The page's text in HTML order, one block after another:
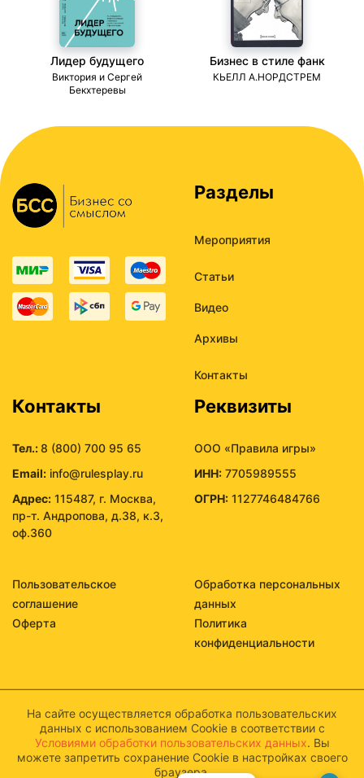
Лидер будущего
Виктория и Сергей
Бекхтеревы
Бизнес в стиле фанк
КЬЕЛЛ А.НОРДСТРЕМ
Разделы
Мероприятия
Статьи
Видео
Архивы
Контакты
Контакты
Тел.:8 (800) 700 95 65
Email: info@rulesplay.ru
Адрес: 115487, г. Москва,
пр-т. Андропова, д.38, к.3,
оф.360
Реквизиты
ООО «Правила игры»
ИНН: 7705989555
ОГРН: 1127746484766
Пользовательское
соглашение
Обработка персональных
данных
Оферта
Политика
конфиденциальности
На сайте осуществляется обработка пользовательских
данных с использованием Cookie в соответствии с
Условиями обработки пользовательских данных. Вы
можете запретить сохранение Cookie в настройках своего
браузера.